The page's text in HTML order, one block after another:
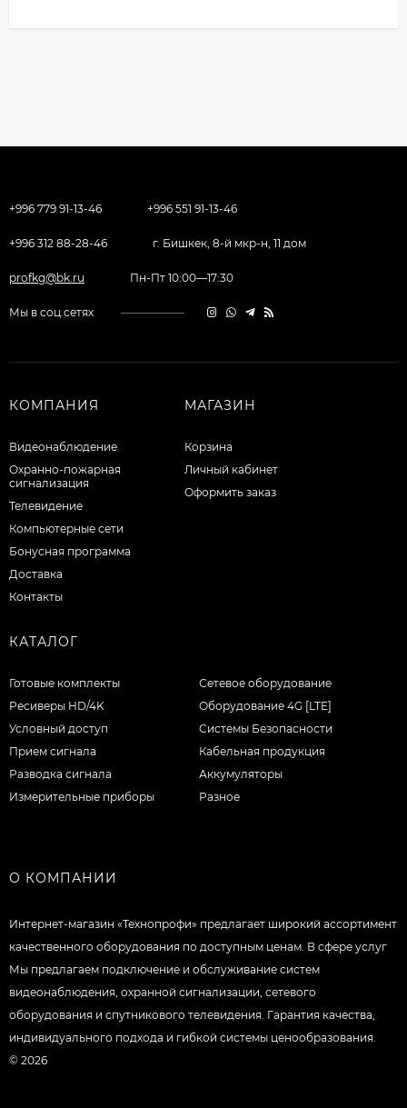
+996 779 91-13-46 +996 551 91-13-46
+996 312 88-28-46 г. Бишкек, 8-й мкр-н, 11 дом
profkg@bk.ru Пн-Пт 10:00—17:30
Мы в соц.сетях
КОМПАНИЯ
Видеонаблюдение
Охранно-пожарная
сигнализация
Телевидение
Компьютерные сети
Бонусная программа
Доставка
Контакты
МАГАЗИН
Корзина
Личный кабинет
Оформить заказ
КАТАЛОГ
Готовые комплекты
Ресиверы HD/4K
Условный доступ
Прием сигнала
Разводка сигнала
Измерительные приборы
Сетевое оборудование
Оборудование 4G [LTE]
Системы Безопасности
Кабельная продукция
Аккумуляторы
Разное
О КОМПАНИИ
Интернет-магазин «Технопрофи» предлагает широкий ассортимент
качественного оборудования по доступным ценам. В сфере услуг
Мы предлагаем подключение и обслуживание систем
видеонаблюдения, охранной сигнализации, сетевого
оборудования и спутникового телевидения. Гарантия качества,
индивидуального подхода и гибкой системы ценообразования.
© 2026